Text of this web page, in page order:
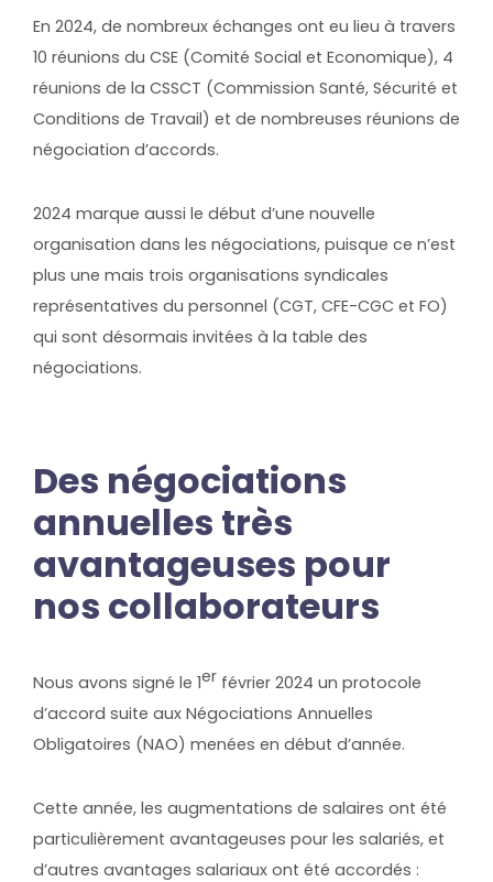
En 2024, de nombreux échanges ont eu lieu à travers
10 réunions du CSE (Comité Social et Economique), 4
réunions de la CSSCT (Commission Santé, Sécurité et
Conditions de Travail) et de nombreuses réunions de
négociation d’accords.
2024 marque aussi le début d’une nouvelle
organisation dans les négociations, puisque ce n’est
plus une mais trois organisations syndicales
représentatives du personnel (CGT, CFE-CGC et FO)
qui sont désormais invitées à la table des
négociations.
Des négociations
annuelles très
avantageuses pour
nos collaborateurs
Nous avons signé le 1er février 2024 un protocole
d’accord suite aux Négociations Annuelles
Obligatoires (NAO) menées en début d’année.
Cette année, les augmentations de salaires ont été
particulièrement avantageuses pour les salariés, et
d’autres avantages salariaux ont été accordés :